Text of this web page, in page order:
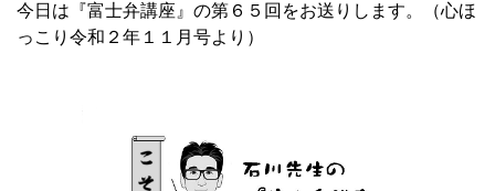
今日は『富士弁講座』の第６５回をお送りします。（心ほ
っこり令和２年１１月号より）